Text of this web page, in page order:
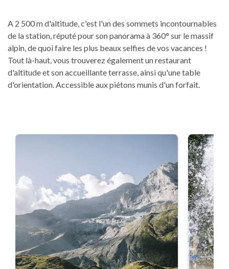
A 2 500 m d'altitude, c'est l'un des sommets incontournables
de la station, réputé pour son panorama à 360° sur le massif
alpin, de quoi faire les plus beaux selfies de vos vacances !
Tout là-haut, vous trouverez également un restaurant
d'altitude et son accueillante terrasse, ainsi qu'une table
d'orientation. Accessible aux piétons munis d'un forfait.